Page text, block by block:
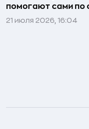
помогают сами по
21 июля 2026, 16:04